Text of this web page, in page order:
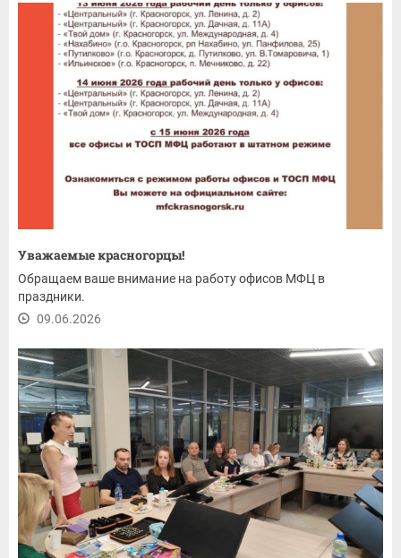
Уважаемые красногорцы!
Обращаем ваше внимание на работу офисов МФЦ в
праздники.
09.06.2026